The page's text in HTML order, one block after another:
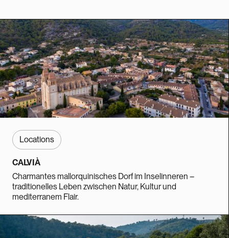
Locations
CALVIÀ
Charmantes mallorquinisches Dorf im Inselinneren –
traditionelles Leben zwischen Natur, Kultur und
mediterranem Flair.